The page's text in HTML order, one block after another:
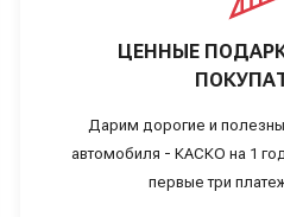
ЦЕННЫЕ
Дарим дорогие и
автомобиля - КАСКО на 1
первые три